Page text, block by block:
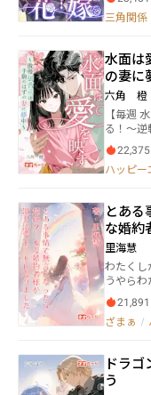
月。「
しいルー
ために奈
して、瑛
ぎ捨て奈月
る、三人
月だけ
駒とし
ていく野
の保護欲を
だ因縁と
した唯
人々への反撃を
保』では
葉の裏にある意図――」 恋
略と裏切
く、震え
劇！
三角関係
水面は
の妻に
六角 橙
【毎週
る！～逆
で働く
司である
つつ結婚
できず
クルーズ
一年後、
ろを助け
稔二は裕理
クルー
本名としてしまい
女だっ
うになる
22,375
ハッピー
とある
な婚約
た。
里海慧
わたくし
うやらわた
ルなライ
ハイスペ
している
ルと婚
る。 そんなある日、突然、歯が強烈に痛み口も聞けな
21,891
ざまぁ /
ドラ
う